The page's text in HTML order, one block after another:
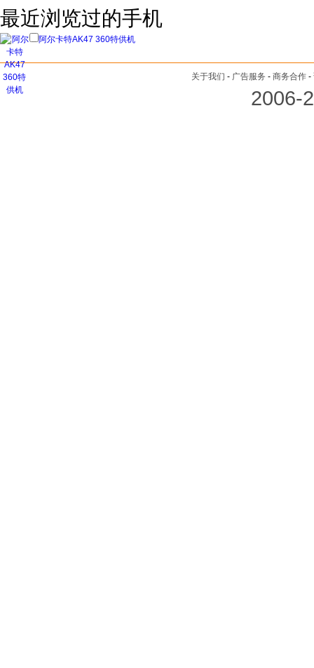
最近浏览过的手机
阿尔卡特AK47 360特供机
关于我们 - 广告服务 - 商务合作 -
2006-